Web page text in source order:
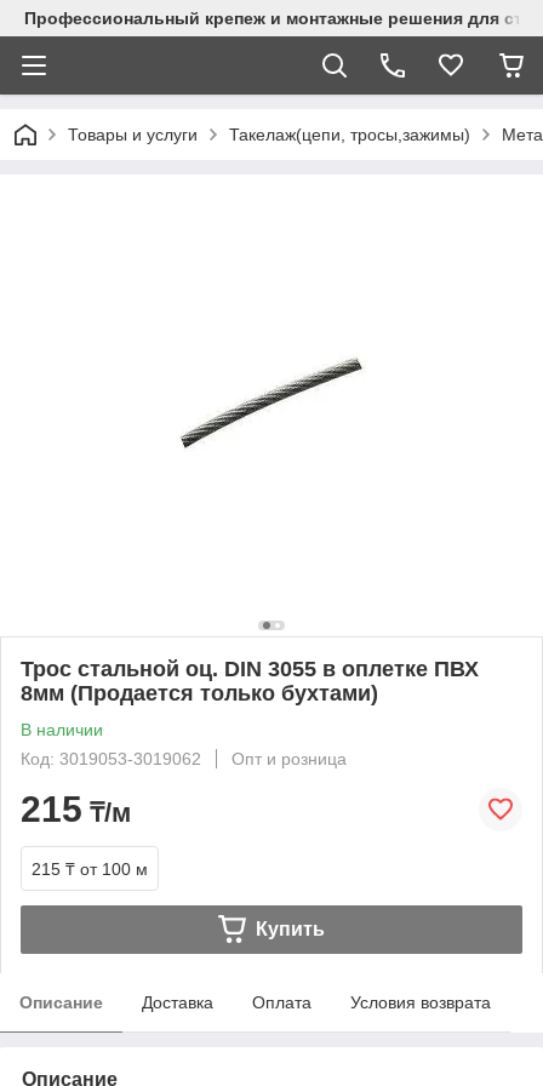
Профессиональный крепеж и монтажные решения для
Товары и услуги Такелаж(цепи, тросы,зажимы)
Трос стальной оц. DIN 3055 в оплетке ПВХ
8мм (Продается только бухтами)
В наличии
Код: 3019053-3019062
Опт и розница
215 ₸/м
215 ₸ от 100 м
Купить
Описание Доставка Оплата Условия возврата
Описание